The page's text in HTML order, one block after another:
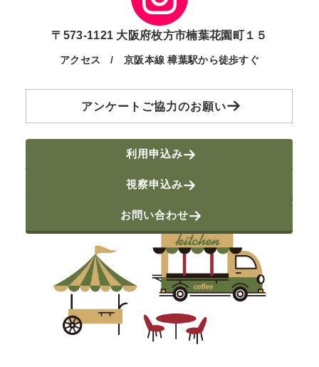
〒573-1121 大阪府枚方市楠葉花園町１５
アクセス / 京阪本線 樟葉駅から徒歩すぐ
アンケートご協力のお願い
利用申込み
視察申込み
お問い合わせ